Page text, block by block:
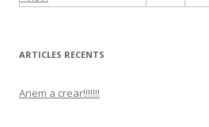
ARTICLES RECENTS
Anem a crear!!!!!!!